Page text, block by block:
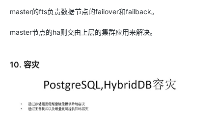
master的fts负责数据节点的failover和failback。
master节点的ha则交由上层的集群应用来解决。
10. 容灾